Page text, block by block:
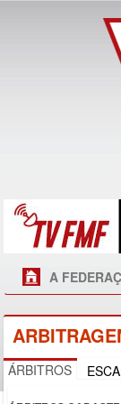
A
ÁRBITROS